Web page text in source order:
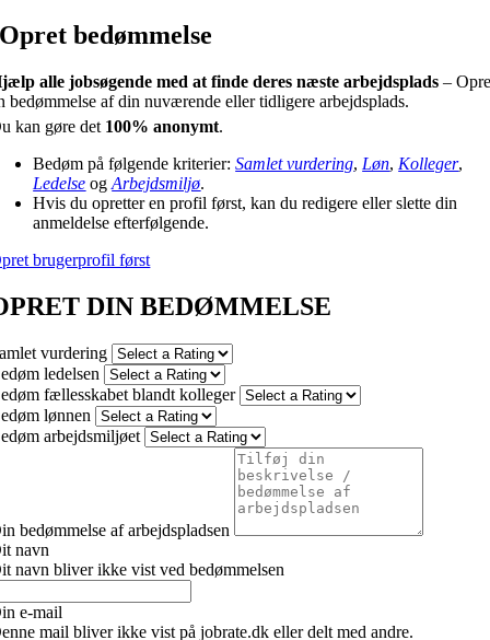
Opret bedømmelse
alle jobsøgende med at finde deres næste arbejdsplads –
bedømmelse af din nuværende eller tidligere arbejdsplads.
kan gøre det 100% anonymt.
Bedøm på følgende kriterier:Samlet vurdering, Løn, Kolleger,
Ledelse ogArbejdsmiljø.
Hvis du opretter en profil først, kan du redigere eller slette din
anmeldelse efterfølgende.
brugerprofil først
DIN BEDØMMELSE
vurdering
ledelsen
fællesskabet blandt kolleger
lønnen
arbejdsmiljøet
bedømmelse af arbejdspladsen
navn
navn bliver ikke vist ved bedømmelsen
e-mail
mail bliver ikke vist på jobrate.dk eller delt med andre.